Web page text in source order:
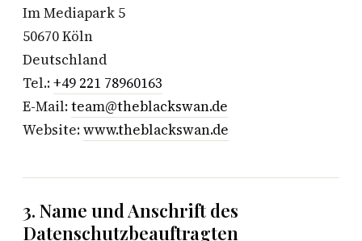
Im Mediapark 5
50670 Köln
Deutschland
Tel.:+49 221 78960163
E-Mail:team@theblackswan.de
Website:www.theblackswan.de
3. Name und Anschrift des
Datenschutzbeauftragten